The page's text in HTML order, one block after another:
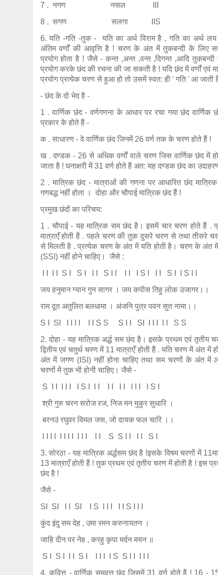
7 . नगण नसल III
8 . सगण सलगा IIS
6. यति -गति -तुक - यति का अर्थ विराम है , गति का अर्थ
अंतिम वर्णों की आवृत्ति है ! चरण के अंत में तुकबन्दी के लिए
प्रयोग होता है ! जैसे - कन्त ,अन्त ,वन्त ,दिगन्त ,आदि
प्रयोग करके छंद की रचना की जा सकती है ! यदि छंद में वर्णों एवं
प्रयोग प्रत्येक चरण से हुआ हो तो उसमें स्वत: ही ' गति ' आ जाती
- छंद के दो भेद है -
1 . वार्णिक छंद - वर्णगणना के आधार पर रचा गया छंद वार्णिक
प्रकार के होते हैं -
क . साधारण - वे वार्णिक छंद जिनमें 26 वर्ण तक के चरण होते हैं !
ख . दण्डक - 26 से अधिक वर्णों वाले चरण जिस वार्णिक छंद में
जाता है ! घनाक्षरी में 31 वर्ण होते हैं अत: यह दण्डक छंद का
2 . मात्रिक छंद - मात्राओं की गणना पर आधारित छंद
गणबद्ध नहीं होता । दोहा और चौपाई मात्रिक छंद हैं !
प्रमुख छंदों का परिचय:
1 . चौपाई - यह मात्रिक सम छंद है। इसमें चार चरण होते हैं .
मात्राएँ होती हैं . पहले चरण की तुक दुसरे चरण से तथा तीसरे
से मिलती है . प्रत्येक चरण के अंत में यति होती है। चरण के अंत
(SSI) नहीं होने चाहिए। जैसे :
I I I I S I S I I I S I I I I I S I I I S I I S I I
जय हनुमान ग्यान गुन सागर । जय कपीस तिहु लोक उजागर।।
राम दूत अतुलित बलधामा । अंजनि पुत्र पवन सुत नामा।।
S I SI I I I I I I S S S I I SI I I I I I S S
2. दोहा - यह मात्रिक अर्द्ध सम छंद है। इसके प्रथम एवं तृतीय
द्वितीय एवं चतुर्थ चरण में 11 मात्राएँ होती हैं . यति चरण में अंत में
अंत में जगण (ISI) नहीं होना चाहिए तथा सम चरणों के अंत में
चरणों में तुक भी होनी चाहिए। जैसे -
S I I I I I I S I I I I I I I I I I I S I
श्री गुरु चरन सरोज रज, निज मन मुकुर सुधारि ।
बरनउं रघुवर विमल जस, जो दायक फल चारि ।।
I I I I I I I I I I I I I S S I I I I S I
3. सोरठा - यह मात्रिक अर्द्धसम छंद है !इसके विषम चरणों में
13 मात्राएँ होती हैं ! तुक प्रथम एवं तृतीय चरण में होती है ! इस
छंद है !
जैसे -
SI SI I I SI I S I I I I I S I I I
कुंद इंदु सम देह , उमा रमन करुनायतन ।
जाहि दीन पर नेह , करहु कृपा मर्दन मयन ॥
S I S I I I S I I I I I S S I I I I I
4. कवित्त - वार्णिक समवृत्त छंद जिसमें 31 वर्ण होते हैं ! 16 -